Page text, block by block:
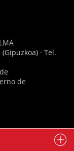
· Tel.
de